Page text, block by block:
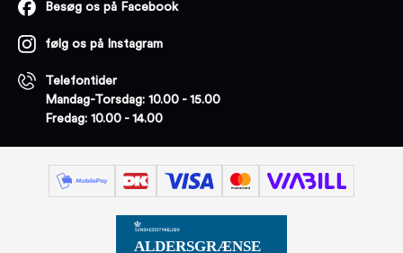
Besøg os på Facebook
følg os på Instagram
Telefontider
Mandag-Torsdag: 10.00 - 15.00
Fredag: 10.00 - 14.00